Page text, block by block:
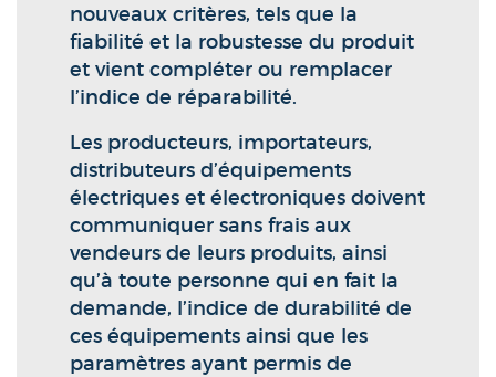
nouveaux critères, tels que la
fiabilité et la robustesse du produit
et vient compléter ou remplacer
l’indice de réparabilité.
Les producteurs, importateurs,
distributeurs d’équipements
électriques et électroniques doivent
communiquer sans frais aux
vendeurs de leurs produits, ainsi
qu’à toute personne qui en fait la
demande, l’indice de durabilité de
ces équipements ainsi que les
paramètres ayant permis de